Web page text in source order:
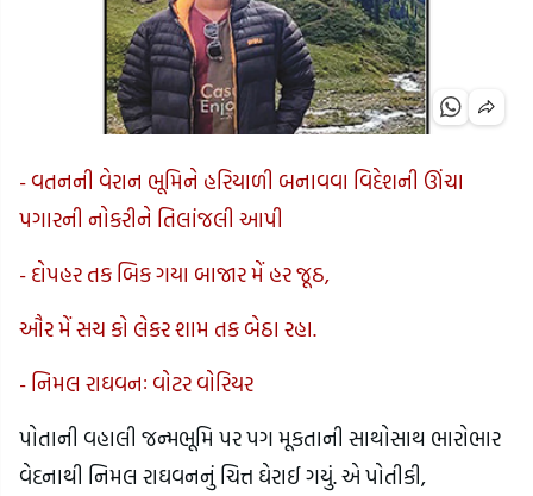
- વતનની વેરાન ભૂમિને હરિયાળી બનાવવા વિદેશની ઊંચા
પગારની નોકરીને તિલાંજલી આપી
- દોપહર તક બિક ગયા બાજાર મેં હર જૂઠ,
ઔર મેં સચ કો લેકર શામ તક બેઠા રહા.
- નિમલ રાઘવનઃ વોટર વોરિયર
પોતાની વહાલી જન્મભૂમિ પર પગ મૂકતાની સાથોસાથ ભારોભાર
વેદનાથી નિમલ રાઘવનનું ચિત્ત ઘેરાઈ ગયું. એ પોતીકી,